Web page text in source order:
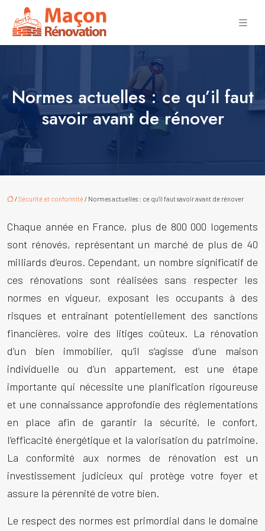
Normes actuelles : ce qu’il faut
savoir avant de rénover
/Sécurité et conformité/ Normes actuelles : ce qu’il faut savoir avant de rénover
Chaque année en France, plus de 800 000 logements
sont rénovés, représentant un marché de plus de 40
milliards d’euros. Cependant, un nombre significatif de
ces rénovations sont réalisées sans respecter les
normes en vigueur, exposant les occupants à des
risques et entraînant potentiellement des sanctions
financières, voire des litiges coûteux. La rénovation
d’un bien immobilier, qu’il s’agisse d’une maison
individuelle ou d’un appartement, est une étape
importante qui nécessite une planification rigoureuse
et une connaissance approfondie des réglementations
en place afin de garantir la sécurité, le confort,
l’efficacité énergétique et la valorisation du patrimoine.
La conformité aux normes de rénovation est un
investissement judicieux qui protège votre foyer et
assure la pérennité de votre bien.
Le respect des normes est primordial dans le domaine